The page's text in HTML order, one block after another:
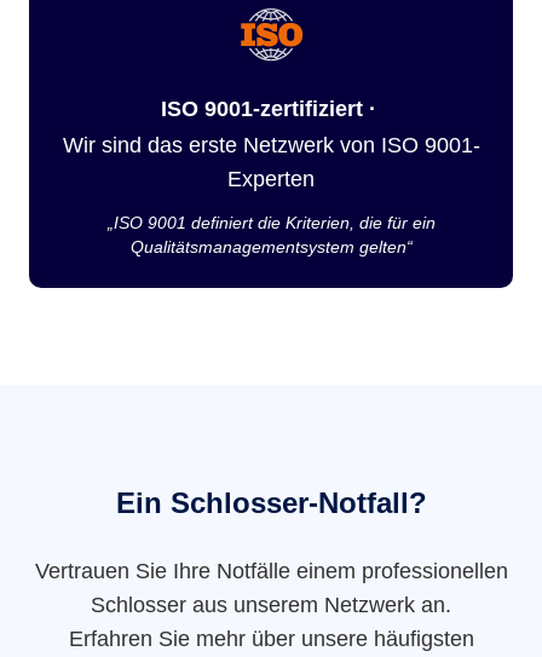
ISO 9001-zertifiziert ·
Wir sind das erste Netzwerk von ISO 9001-
Experten
„ISO 9001 definiert die Kriterien, die für ein
Qualitätsmanagementsystem gelten“
Ein Schlosser-Notfall?
Vertrauen Sie Ihre Notfälle einem professionellen
Schlosser aus unserem Netzwerk an.
Erfahren Sie mehr über unsere häufigsten